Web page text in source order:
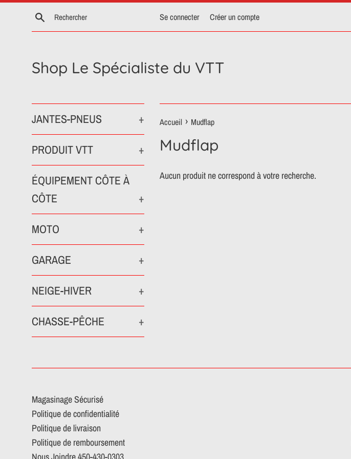
Passer
Recherche Se connecter Créer un compte
Shop Le Spécialiste du VTT
JANTES-PNEUS
+
PRODUIT VTT
+
ÉQUIPEMENT CÔTE À
CÔTE
+
MOTO
+
GARAGE
+
NEIGE-HIVER
+
CHASSE-PÊCHE
+
Accueil › Mudflap
Mudflap
Aucun produit ne correspond à votre recherche.
Magasinage Sécurisé
Politique de confidentialité
Politique de livraison
Politique de remboursement